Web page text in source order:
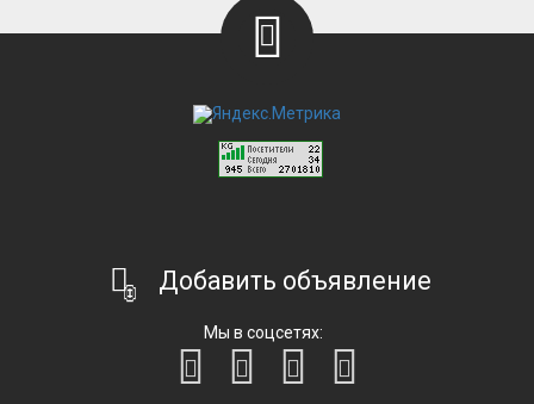
Добавить объявление
Мы в соцсетях: